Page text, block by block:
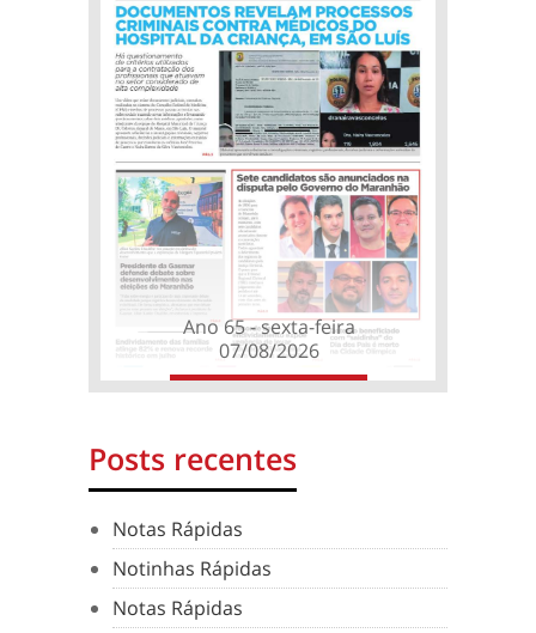
Ano 65 - sexta-feira
07/08/2026
Posts recentes
Notas Rápidas
Notinhas Rápidas
Notas Rápidas